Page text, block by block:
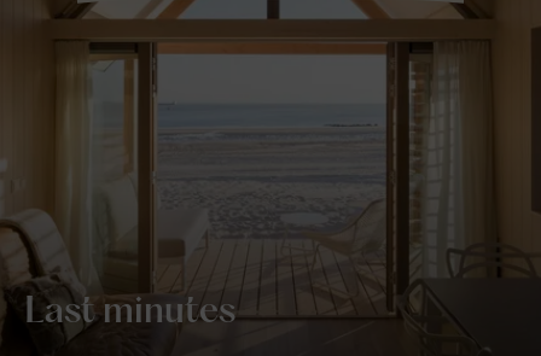
Last minutes